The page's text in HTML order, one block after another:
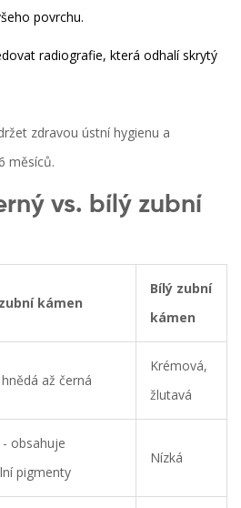
povrchu.
radiografie, která odhalí skrytý
zdravou ústní hygienu a
měsíců.
vs. bílý zubní
kámen
Bílý zubní
kámen
až černá
Krémová,
žlutavá
obsahuje
pigmenty
Nízká